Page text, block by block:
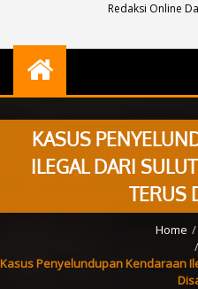
Redaksi Online
KASUS
ILEGAL DARI
TERUS
Home
Kasus Penyelundupan Kendaraan